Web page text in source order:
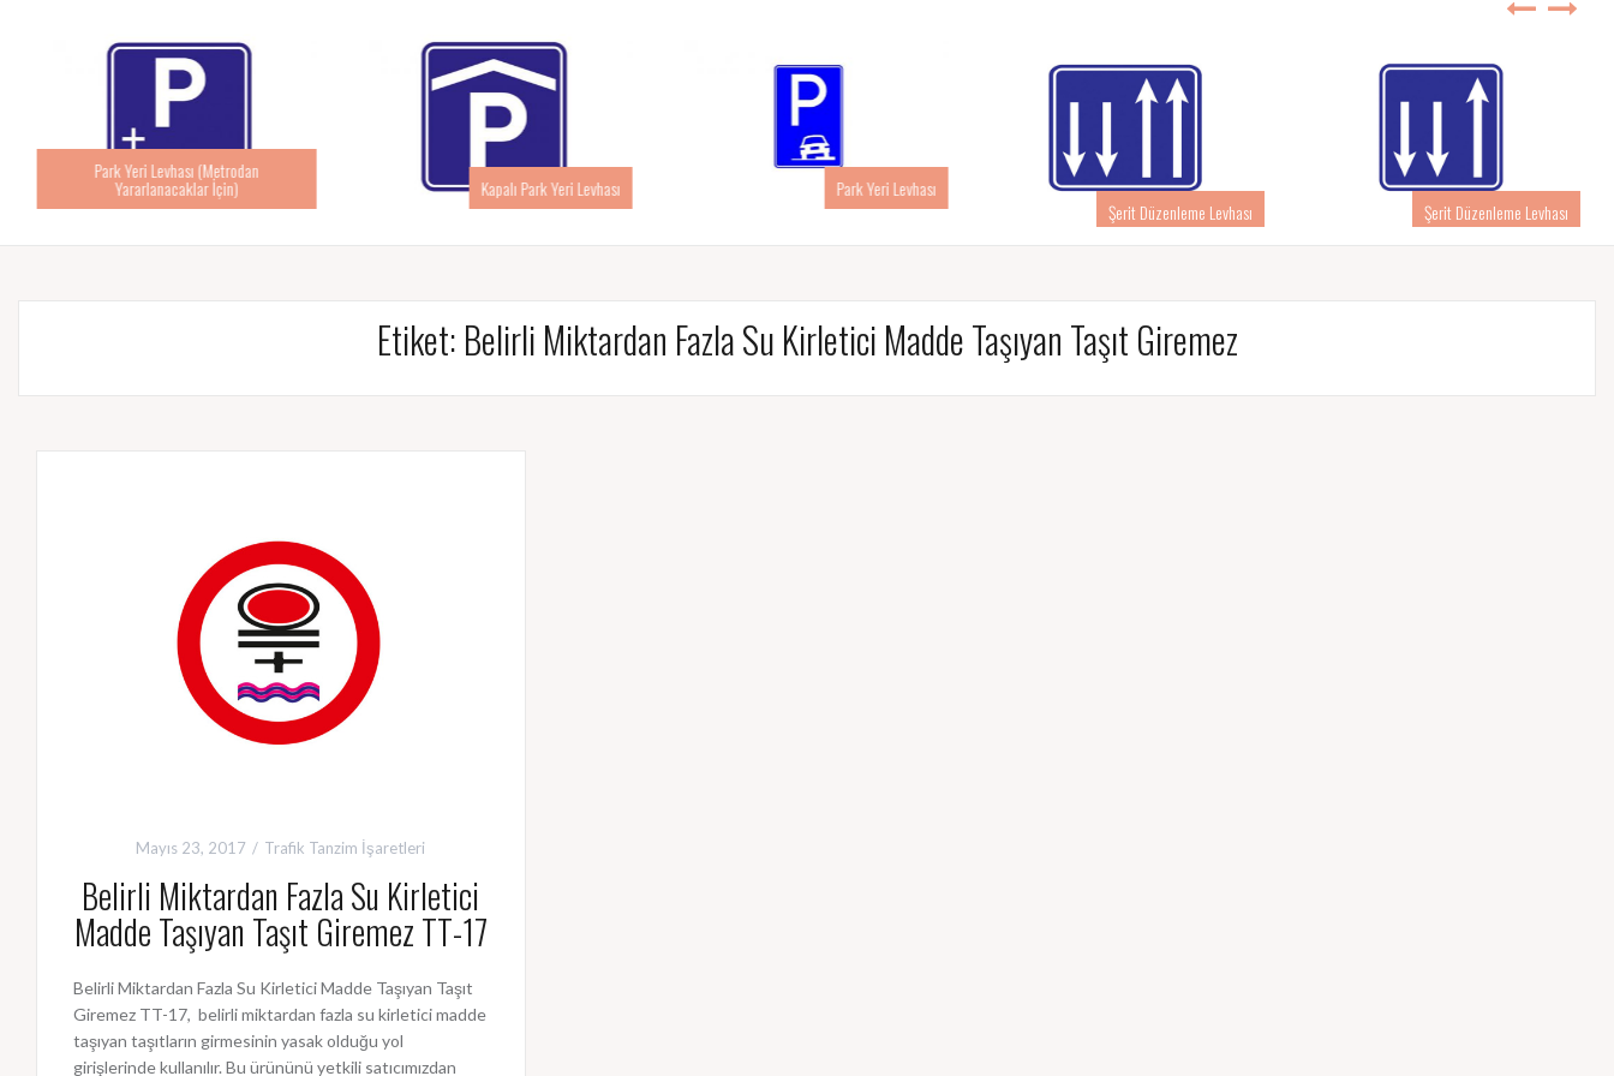
Park Yeri Levhası (Metrodan
Yararlanacaklar İçin) Kapalı Park Yeri Levhası
Park Yeri Levhası
Şerit Düzenleme Levhası
Şerit Düzenleme Levhası
Etiket: Belirli Miktardan Fazla Su Kirletici Madde Taşıyan Taşıt Giremez
Mayıs 23, 2017 Trafik Tanzim İşaretleri
Belirli Miktardan Fazla Su Kirletici
Madde Taşıyan Taşıt Giremez TT-17
Belirli Miktardan Fazla Su Kirletici Madde Taşıyan Taşıt
Giremez TT-17, belirli miktardan fazla su kirletici madde
taşıyan taşıtların girmesinin yasak olduğu yol
girişlerinde kullanılır. Bu ürününü yetkili satıcımızdan